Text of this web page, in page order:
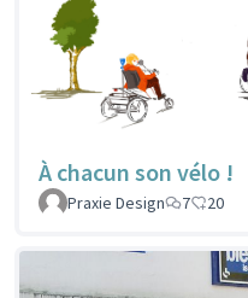
À chacun son vélo !
Praxie Design
7 20